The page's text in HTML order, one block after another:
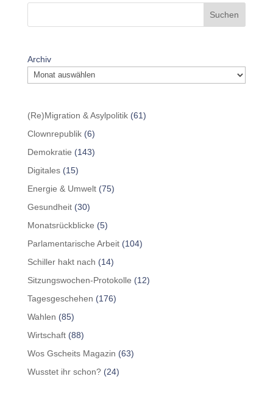
Suchen
Archiv
(Re)Migration & Asylpolitik(61)
Clownrepublik(6)
Demokratie (143)
Digitales(15)
Energie & Umwelt(75)
Gesundheit(30)
Monatsrückblicke (5)
Parlamentarische Arbeit(104)
Schiller hakt nach (14)
Sitzungswochen-Protokolle (12)
Tagesgeschehen (176)
Wahlen (85)
Wirtschaft(88)
Wos Gscheits Magazin (63)
Wusstet ihr schon?(24)